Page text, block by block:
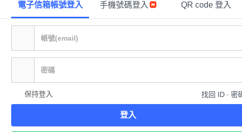
電子信箱帳號登入 手機號碼登入 QR code 登入
保持登入 找回 ID ∙ 密
登入